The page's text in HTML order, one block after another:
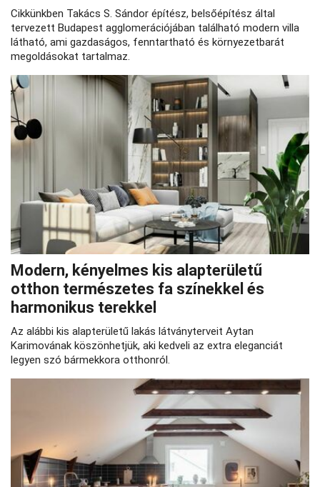
Cikkünkben Takács S. Sándor építész, belsőépítész által
tervezett Budapest agglomerációjában található modern villa
látható, ami gazdaságos, fenntartható és környezetbarát
megoldásokat tartalmaz.
Modern, kényelmes kis alapterületű
otthon természetes fa színekkel és
harmonikus terekkel
Az alábbi kis alapterületű lakás látványterveit Aytan
Karimovának köszönhetjük, aki kedveli az extra eleganciát
legyen szó bármekkora otthonról.